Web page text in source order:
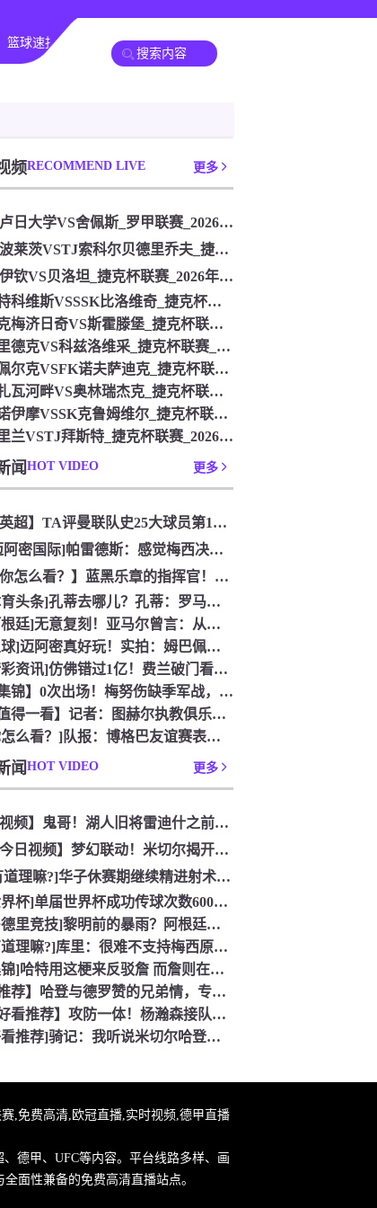
篮球速报 其他赛事
频RECOMMEND LIVE 更多
克卢日大学VS舍佩斯_罗甲联赛_2026年07月26日
洪波莱茨VSTJ索科尔贝德里乔夫_捷克杯联赛_2026年07
新伊钦VS贝洛坦_捷克杯联赛_2026年07月26日
维特科维斯VSSSK比洛维奇_捷克杯联赛_2026年07月2
维克梅济日奇VS斯霍滕堡_捷克杯联赛_2026年07月26日
弗里德克VS科兹洛维采_捷克杯联赛_2026年07月26日
顺佩尔克VSFK诺夫萨迪克_捷克杯联赛_2026年07月26
萨扎瓦河畔VS奥林瑞杰克_捷克杯联赛_2026年07月26日
哲诺伊摩VSSK克鲁姆维尔_捷克杯联赛_2026年07月26
夫里兰VSTJ拜斯特_捷克杯联赛_2026年07月26日
闻 HOT VIDEO 更多
【英超】TA评曼联队史25大球员第12：“巴斯比宝贝”的绝佳
[迈阿密国际]帕雷德斯：感觉梅西决定了决赛是国家队最后一战，
【你怎么看？】蓝黑乐章的指挥官！优雅的波兰中场节拍器！
[体育头条]孔蒂去哪儿？孔蒂：罗马诺你小子给我管住嘴哈！
[阿根廷]无意复刻！亚马尔曾言：从没想过成为梅西，也不会穿他
[足球]迈阿密真好玩！实拍：姆巴佩和女友被路人拍到在夜店狂欢
[精彩资讯]仿佛错过1亿！费兰破门看台的西班牙传奇欢呼，拉莫
【集锦】0次出场！梅努伤缺季军战，整届1分钟没踢无缘世界杯首
【值得一看】记者：图赫尔执教俱乐部是淘汰赛专家，但在真正压力
[你怎么看？]队报：博格巴友谊赛表现不错 戈洛文可能加盟沙特
闻 HOT VIDEO 更多
【视频】鬼哥！湖人旧将雷迪什之前在立陶宛联赛大杀四方
【今日视频】梦幻联动！米切尔揭开安东内利的名字贴纸！
[有道理嘛?]华子休赛期继续精进射术！5个点位接球三分全部命
[世界杯]单届世界杯成功传球次数600+球员：罗德里本届75
[马德里竞技]黎明前的暴雨？阿根廷世界杯决赛前最后一堂训练课
[有道理嘛?]库里：很难不支持梅西原来库里也是梅西球迷！
[集锦]哈特用这梗来反驳詹 而詹则在开玩笑地强调0比3和1比
【推荐】哈登与德罗赞的兄弟情，专属硬汉的温情
【好看推荐】攻防一体！杨瀚森接队友传球双手大力灌篮&防守端再
[好看推荐]骑记：我听说米切尔哈登和詹姆斯保持联系 但招募不
,免费高清,欧冠直播,实时视频,德甲直播
德甲、UFC等内容。平台线路多样、画
面性兼备的免费高清直播站点。